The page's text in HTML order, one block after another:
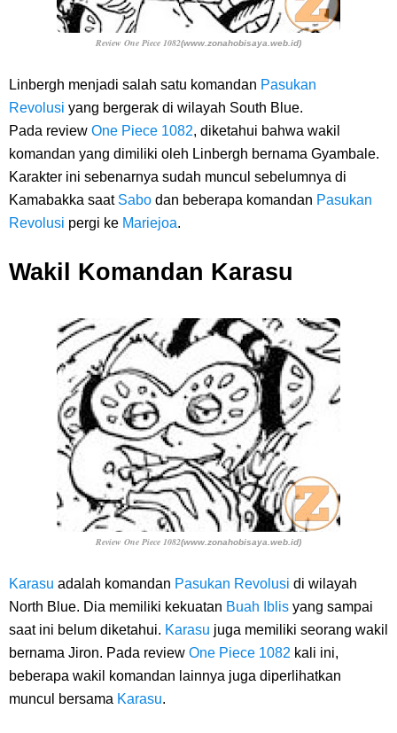
Review One Piece 1082(www.zonahobisaya.web.id)
Linbergh menjadi salah satu komandan Pasukan
Revolusi yang bergerak di wilayah South Blue.
Pada review One Piece 1082, diketahui bahwa wakil
komandan yang dimiliki oleh Linbergh bernama Gyambale.
Karakter ini sebenarnya sudah muncul sebelumnya di
Kamabakka saat Sabo dan beberapa komandan Pasukan
Revolusi pergi ke Mariejoa.
Wakil Komandan Karasu
Review One Piece 1082(www.zonahobisaya.web.id)
Karasu adalah komandan Pasukan Revolusi di wilayah
North Blue. Dia memiliki kekuatan Buah Iblis yang sampai
saat ini belum diketahui. Karasu juga memiliki seorang wakil
bernama Jiron. Pada review One Piece 1082 kali ini,
beberapa wakil komandan lainnya juga diperlihatkan
muncul bersama Karasu.